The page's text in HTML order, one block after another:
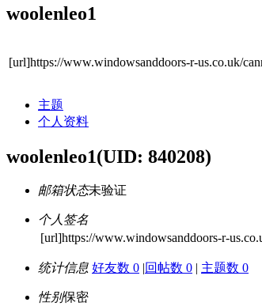
woolenleo1
[url]https://www.windowsanddoors-r-us.co.uk/
主题
个人资料
woolenleo1(UID: 840208)
邮箱状态未验证
个人签名
[url]https://www.windowsanddoors-r-
统计信息 好友数 0 |回帖数 0 | 主题数 0
性别保密